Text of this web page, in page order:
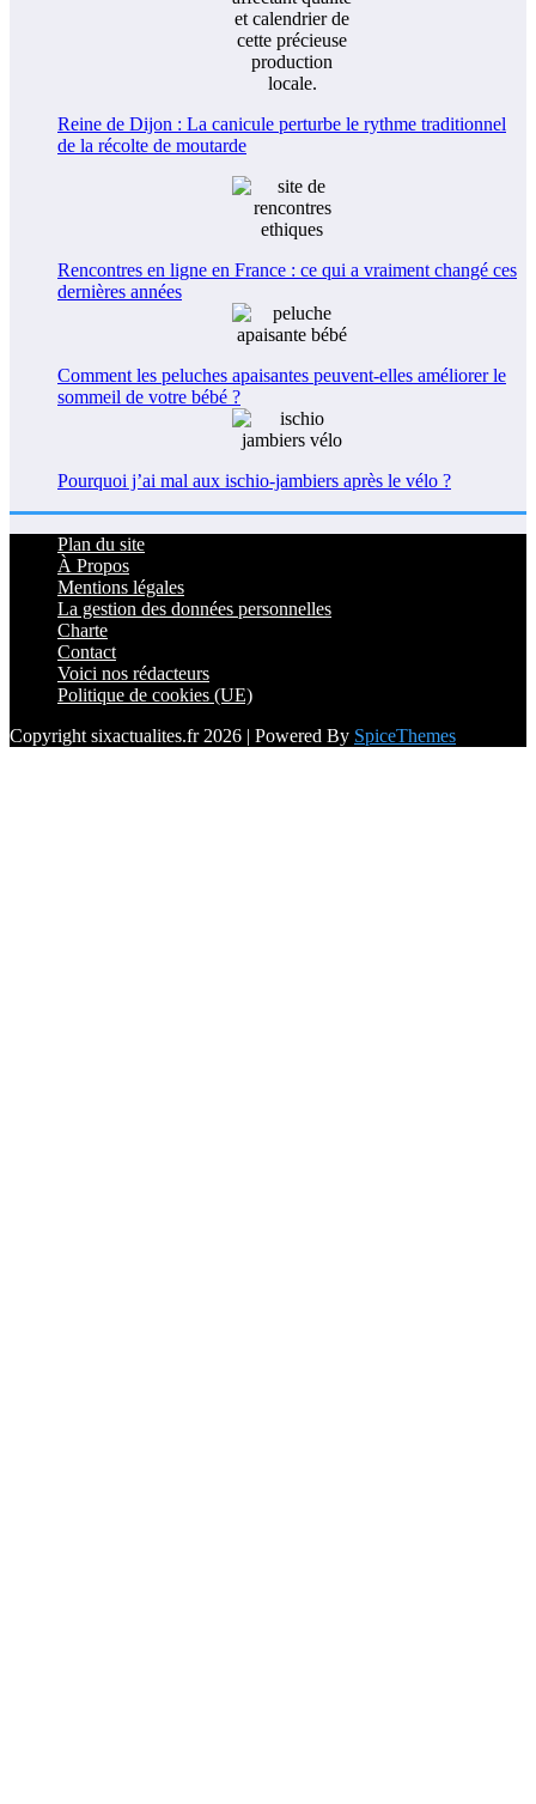
Reine de Dijon : La canicule perturbe le rythme traditionnel
de la récolte de moutarde
Rencontres en ligne en France : ce qui a vraiment changé ces
dernières années
Comment les peluches apaisantes peuvent-elles améliorer le
sommeil de votre bébé ?
Pourquoi j’ai mal aux ischio-jambiers après le vélo ?
Plan du site
À Propos
Mentions légales
La gestion des données personnelles
Charte
Contact
Voici nos rédacteurs
Politique de cookies (UE)
Copyright sixactualites.fr 2026 | Powered By SpiceThemes